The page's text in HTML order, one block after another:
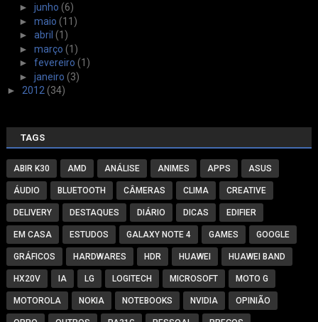
► junho (6)
► maio (11)
► abril (1)
► março (1)
► fevereiro (1)
► janeiro (3)
► 2012 (34)
TAGS
ABIR K30 AMD ANÁLISE ANIMES APPS ASUS
ÁUDIO BLUETOOTH CÂMERAS CLIMA CREATIVE
DELIVERY DESTAQUES DIÁRIO DICAS EDIFIER
EM CASA ESTUDOS GALAXY NOTE 4 GAMES GOOGLE
GRÁFICOS HARDWARES HDR HUAWEI HUAWEI BAND
HX20V IA LG LOGITECH MICROSOFT MOTO G
MOTOROLA NOKIA NOTEBOOKS NVIDIA OPINIÃO